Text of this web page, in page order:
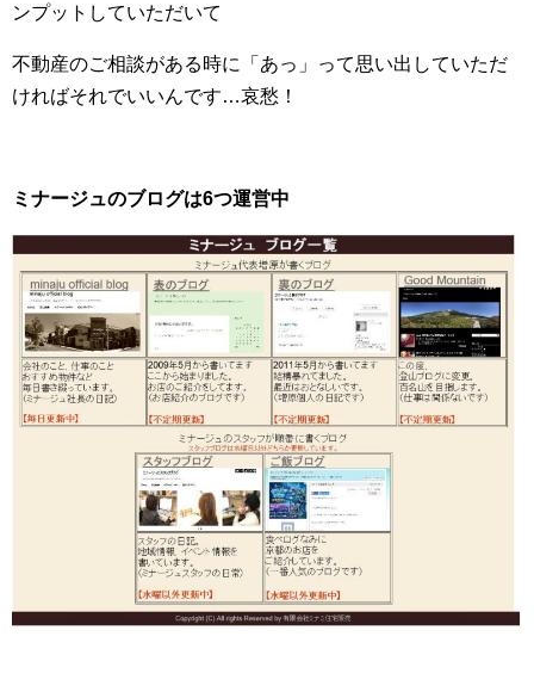
ンプットしていただいて
不動産のご相談がある時に「あっ」って思い出していただ
ければそれでいいんです…哀愁！
ミナージュのブログは6つ運営中